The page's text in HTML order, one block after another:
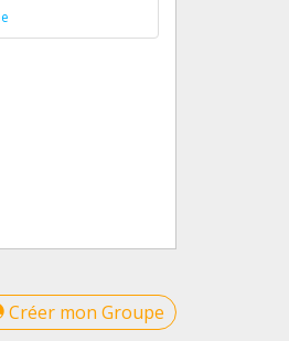
Créer mon Groupe